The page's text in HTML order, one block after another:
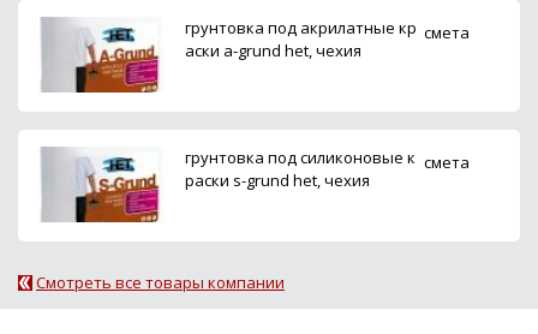
грунтовка под акрилатные кр
аски a-grund het, чехия
смета
грунтовка под силиконовые к
раски s-grund het, чехия
смета
Смотреть все товары компании